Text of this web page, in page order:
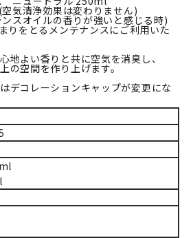
気清浄効果は変わりません)
スオイルの香りが強いと感じる時)
りをとるメンテナンスにご利用いた
地よい香りと共に空気を消臭し、
の空間を作り上げます。
デコレーションキャップが変更にな